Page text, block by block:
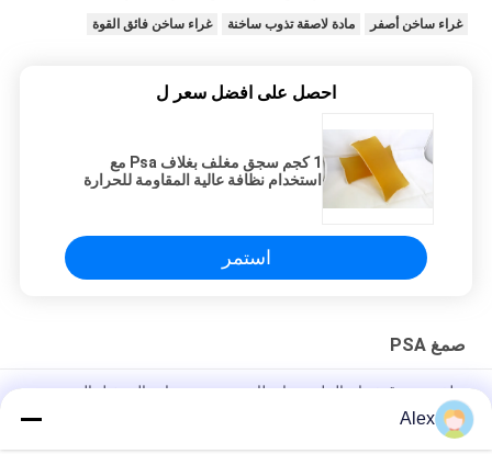
غراء ساخن أصفر مادة لاصقة تذوب ساخنة غراء ساخن فائق القوة
احصل على افضل سعر ل
1 كجم سجق مغلف بغلاف Psa مع
استخدام نظافة عالية المقاومة للحرارة
استمر
صمغ PSA
نظف صندوق ذوبان الملصق بانتظام مع درجة حرارة التشغيل الموصى
بها 150°C-175°C غراء PSA
Alex